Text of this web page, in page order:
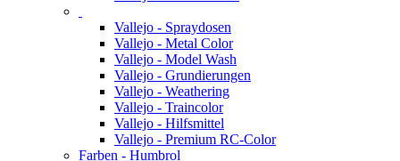
Vallejo - Spraydosen
Vallejo - Metal Color
Vallejo - Model Wash
Vallejo - Grundierungen
Vallejo - Weathering
Vallejo - Traincolor
Vallejo - Hilfsmittel
Vallejo - Premium RC-Color
Farben - Humbrol